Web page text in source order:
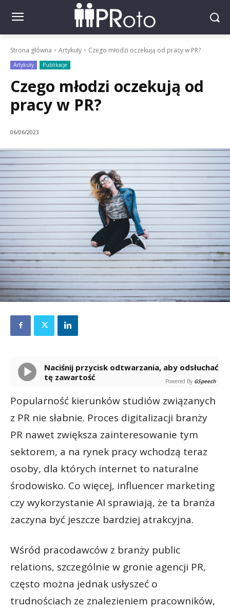
Strona główna Artykuły Czego młodzi oczekują od pracy w PR?
Artykuły Publikacje
Czego młodzi oczekują od
pracy w PR?
06/06/2023
Naciśnij przycisk odtwarzania, aby odsłuchać
tę zawartość
Powered By GSpeech
Popularność kierunków studiów związanych
z PR nie słabnie. Proces digitalizacji branży
PR nawet zwiększa zainteresowanie tym
sektorem, a na rynek pracy wchodzą teraz
osoby, dla których internet to naturalne
środowisko. Co więcej, influencer marketing
czy wykorzystanie AI sprawiają, że ta branża
zaczyna być jeszcze bardziej atrakcyjna.
Wśród pracodawców z branży public
relations, szczególnie w gronie agencji PR,
często można jednak usłyszeć o
trudnościach ze znalezieniem pracowników,